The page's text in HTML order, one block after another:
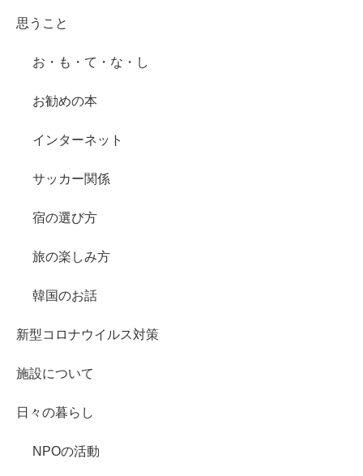
思うこと
お・も・て・な・し
お勧めの本
インターネット
サッカー関係
宿の選び方
旅の楽しみ方
韓国のお話
新型コロナウイルス対策
施設について
日々の暮らし
NPOの活動